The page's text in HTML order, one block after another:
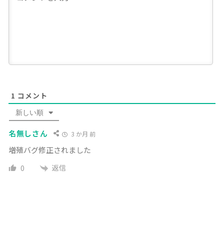
1 コメント
新しい順
名無しさん 3 か月 前
増殖バグ修正されました
0 返信